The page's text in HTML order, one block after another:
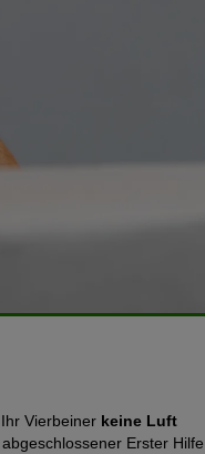
Vierbeiner keine Luft
Erster Hilfe